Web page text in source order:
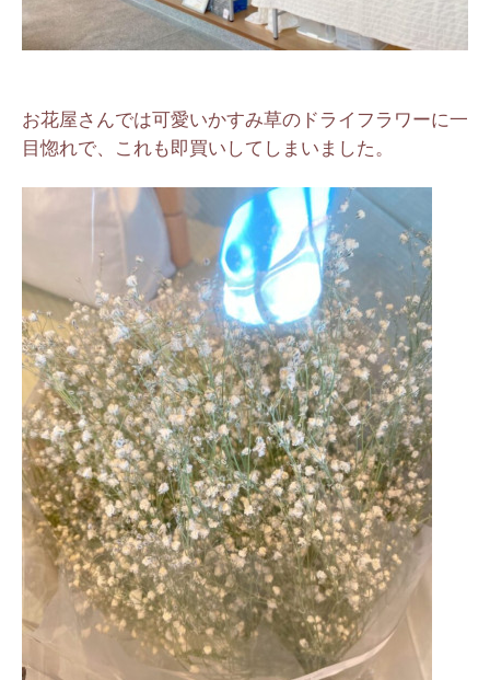
お花屋さんでは可愛いかすみ草のドライフラワーに一
目惚れで、これも即買いしてしまいました。